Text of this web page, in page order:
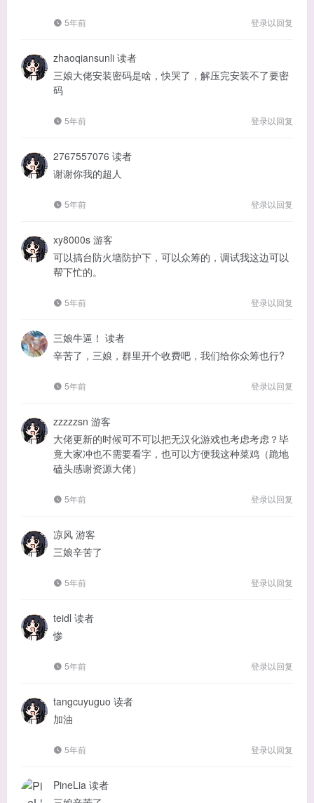
5年前 登录以回复
zhaoqiansunli 读者
三娘大佬安装密码是啥，快哭了，解压完安装不了要密
码
5年前 登录以回复
2767557076 读者
谢谢你我的超人
5年前 登录以回复
xy8000s 游客
可以搞台防火墙防护下，可以众筹的，调试我这边可以
帮下忙的。
5年前 登录以回复
三娘牛逼！ 读者
辛苦了，三娘，群里开个收费吧，我们给你众筹也行?
5年前 登录以回复
zzzzzsn 游客
大佬更新的时候可不可以把无汉化游戏也考虑考虑？毕
竟大家冲也不需要看字，也可以方便我这种菜鸡（跪地
磕头感谢资源大佬）
5年前 登录以回复
凉风 游客
三娘辛苦了
5年前 登录以回复
teidl 读者
惨
5年前 登录以回复
tangcuyuguo 读者
加油
5年前 登录以回复
PineLia 读者